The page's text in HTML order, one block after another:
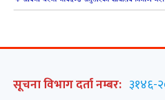
सूचना विभाग दर्ता नम्बर: ३१४६-